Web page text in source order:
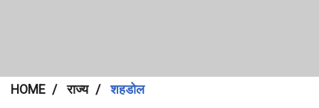
HOME राज्य शहडोल